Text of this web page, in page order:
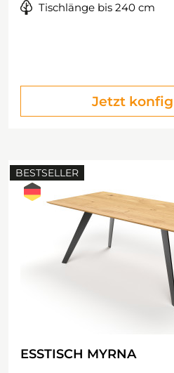
Tischlänge bis 240 cm
Jetzt
BESTSELLER
ESSTISCH MYRNA